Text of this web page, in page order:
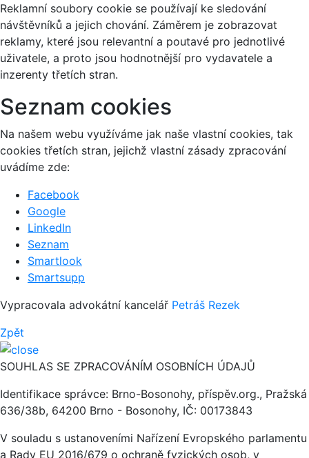
Reklamní soubory cookie se používají ke sledování
návštěvníků a jejich chování. Záměrem je zobrazovat
reklamy, které jsou relevantní a poutavé pro jednotlivé
uživatele, a proto jsou hodnotnější pro vydavatele a
inzerenty třetích stran.
Seznam cookies
Na našem webu využíváme jak naše vlastní cookies, tak
cookies třetích stran, jejichž vlastní zásady zpracování
uvádíme zde:
Facebook
Google
LinkedIn
Seznam
Smartlook
Smartsupp
Vypracovala advokátní kancelář Petráš Rezek
Zpět
SOUHLAS SE ZPRACOVÁNÍM OSOBNÍCH ÚDAJŮ
Identifikace správce: Brno-Bosonohy, příspěv.org., Pražská
636/38b, 64200 Brno - Bosonohy, IČ: 00173843
V souladu s ustanoveními Nařízení Evropského parlamentu
a Rady EU 2016/679 o ochraně fyzických osob, v